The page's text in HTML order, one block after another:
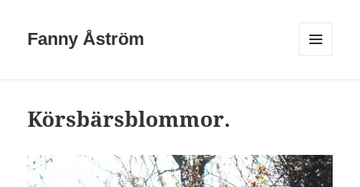
Fanny Åström
Körsbärsblommor.